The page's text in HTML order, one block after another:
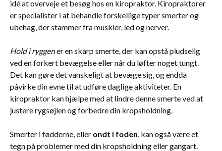
idé at overveje et besøg hos en kiropraktor. Kiropraktorer
er specialister i at behandle forskellige typer smerter og
ubehag, der stammer fra muskler, led og nerver.
Hold i ryggener en skarp smerte, der kan opstå pludselig
ved en forkert bevægelse eller når du løfter noget tungt.
Det kan gøre det vanskeligt at bevæge sig, og endda
påvirke din evne til at udføre daglige aktiviteter. En
kiropraktor kan hjælpe med at lindre denne smerte ved at
justere rygsøjlen og forbedre din kropsholdning.
Smerter i fødderne, eller ondt i foden, kan også være et
tegn på problemer med din kropsholdning eller gangart.